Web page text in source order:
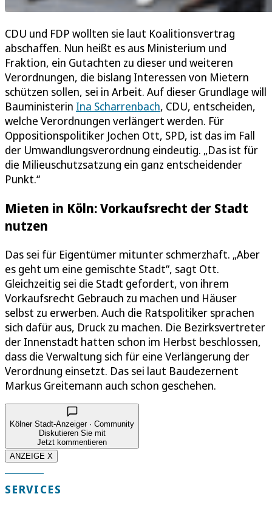
CDU und FDP wollten sie laut Koalitionsvertrag
abschaffen. Nun heißt es aus Ministerium und
Fraktion, ein Gutachten zu dieser und weiteren
Verordnungen, die bislang Interessen von Mietern
schützen sollen, sei in Arbeit. Auf dieser Grundlage will
Bauministerin Ina Scharrenbach, CDU, entscheiden,
welche Verordnungen verlängert werden. Für
Oppositionspolitiker Jochen Ott, SPD, ist das im Fall
der Umwandlungsverordnung eindeutig. „Das ist für
die Milieuschutzsatzung ein ganz entscheidender
Punkt.“
Mieten in Köln: Vorkaufsrecht der Stadt
nutzen
Das sei für Eigentümer mitunter schmerzhaft. „Aber
es geht um eine gemischte Stadt“, sagt Ott.
Gleichzeitig sei die Stadt gefordert, von ihrem
Vorkaufsrecht Gebrauch zu machen und Häuser
selbst zu erwerben. Auch die Ratspolitiker sprachen
sich dafür aus, Druck zu machen. Die Bezirksvertreter
der Innenstadt hatten schon im Herbst beschlossen,
dass die Verwaltung sich für eine Verlängerung der
Verordnung einsetzt. Das sei laut Baudezernent
Markus Greitemann auch schon geschehen.
Kölner Stadt-Anzeiger · Community
Diskutieren Sie mit
Jetzt kommentieren
ANZEIGE X
SERVICES